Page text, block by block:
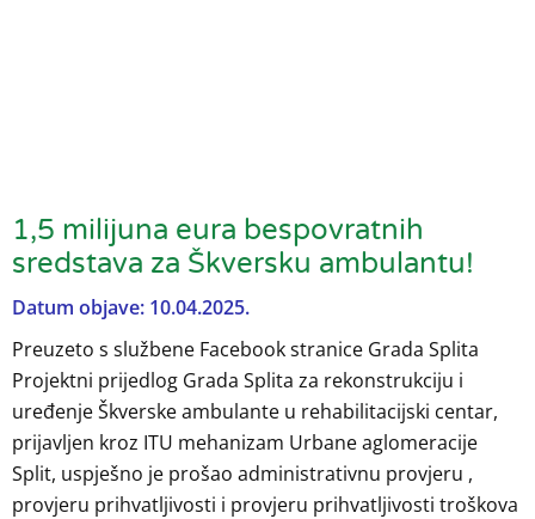
1,5 milijuna eura bespovratnih
sredstava za Škversku ambulantu!
Datum objave: 10.04.2025.
Preuzeto s službene Facebook stranice Grada Splita
Projektni prijedlog Grada Splita za rekonstrukciju i
uređenje Škverske ambulante u rehabilitacijski centar,
prijavljen kroz ITU mehanizam Urbane aglomeracije
Split, uspješno je prošao administrativnu provjeru ,
provjeru prihvatljivosti i provjeru prihvatljivosti troškova